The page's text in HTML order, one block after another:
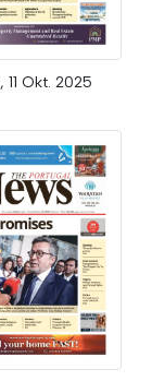
, 11 Okt. 2025